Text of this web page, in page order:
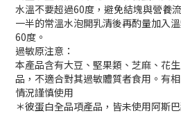
水溫不要超過60度，避免結塊與營養
一半的常溫水泡開乳清後再酌量加入
60度。
過敏原注意：
本產品含有大豆、堅果類、芝麻、花
品，不適合對其過敏體質者食用。有
情況謹慎使用
＊彼蛋白全品項產品，皆未使用阿斯